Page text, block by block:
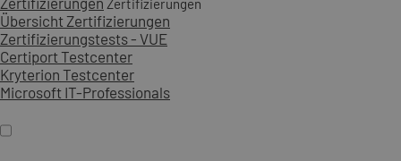
Zertifizierungen
Übersicht Zertifizierungen
Zertifizierungstests - VUE
Certiport Testcenter
Kryterion Testcenter
Microsoft IT-Professionals